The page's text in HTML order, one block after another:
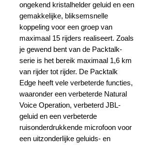
ongekend kristalhelder geluid en een
gemakkelijke, bliksemsnelle
koppeling voor een groep van
maximaal 15 rijders realiseert. Zoals
je gewend bent van de Packtalk-
serie is het bereik maximaal 1,6 km
van rijder tot rijder. De Packtalk
Edge heeft vele verbeterde functies,
waaronder een verbeterde Natural
Voice Operation, verbeterd JBL-
geluid en een verbeterde
ruisonderdrukkende microfoon voor
een uitzonderlijke geluids- en